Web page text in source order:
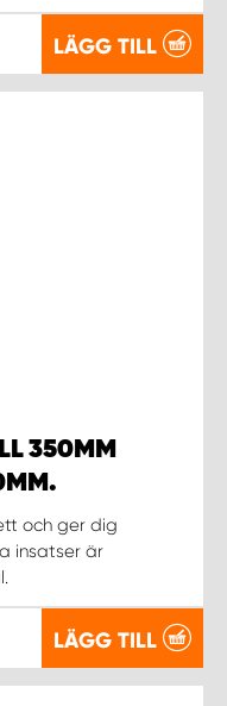
LÄGG TILL
350MM
och ger dig
insatser är
LÄGG TILL